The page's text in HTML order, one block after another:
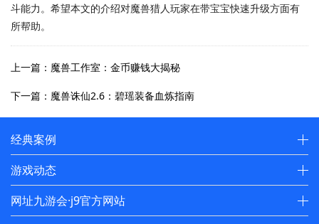
斗能力。希望本文的介绍对魔兽猎人玩家在带宝宝快速升级方面有
所帮助。
上一篇：魔兽工作室：金币赚钱大揭秘
下一篇：魔兽诛仙2.6：碧瑶装备血炼指南
经典案例
游戏动态
网址九游会·j9官方网站